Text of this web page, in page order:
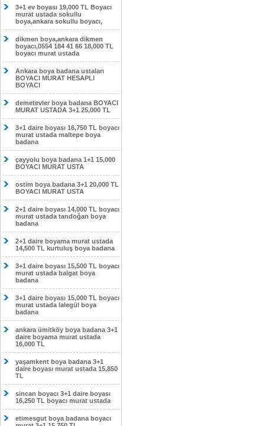
3+1 ev boyası 19,000 TL Boyacı
murat ustada sokullu
boya,ankara sokullu boyacı,
dikmen boya,ankara dikmen
boyacı,0554 184 41 66 18,000 TL
boyacı murat ustada
Ankara boya badana ustaları
BOYACI MURAT HESAPLI
BOYACI
demetevler boya badana BOYACI
MURAT USTADA 3+1 25,000 TL
3+1 daire boyası 16,750 TL boyacı
murat ustada maltepe boya
badana
çayyolu boya badana 1+1 15,000
BOYACI MURAT USTA
ostim boya badana 3+1 20,000 TL
BOYACI MURAT USTA
2+1 daire boyası 14,000 TL boyacı
murat ustada tandoğan boya
badana
2+1 daire boyama murat ustada
14,500 TL kurtuluş boya badana
3+1 daire boyası 15,500 TL boyacı
murat ustada balgat boya
badana
3+1 daire boyası 15,000 TL boyacı
murat ustada lalegül boya
badana
ankara ümitköy boya badana 3+1
daire boyama murat ustada
16,000 TL
yaşamkent boya badana 3+1
daire boyası murat ustada 15,850
TL
sincan boyacı 3+1 daire boyası
16,250 TL boyacı murat ustada
etimesgut boya badana boyacı